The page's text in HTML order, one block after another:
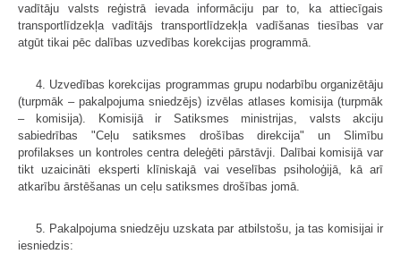
vadītāju valsts reģistrā ievada informāciju par to, ka attiecīgais
transportlīdzekļa vadītājs transportlīdzekļa vadīšanas tiesības var
atgūt tikai pēc dalības uzvedības korekcijas programmā.
4. Uzvedības korekcijas programmas grupu nodarbību organizētāju
(turpmāk – pakalpojuma sniedzējs) izvēlas atlases komisija (turpmāk
– komisija). Komisijā ir Satiksmes ministrijas, valsts akciju
sabiedrības "Ceļu satiksmes drošības direkcija" un Slimību
profilakses un kontroles centra deleģēti pārstāvji. Dalībai komisijā var
tikt uzaicināti eksperti klīniskajā vai veselības psiholoģijā, kā arī
atkarību ārstēšanas un ceļu satiksmes drošības jomā.
5. Pakalpojuma sniedzēju uzskata par atbilstošu, ja tas komisijai ir
iesniedzis: